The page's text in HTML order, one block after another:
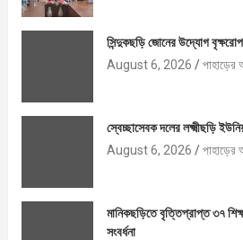
সিন্দুকছড়ি জোনের উদ্যোগ
August 6, 2026
স্বেচ্ছাসেবক দলের লক্ষ্মীছড়ি
August 6, 2026
মানিকছড়িতে বৃত্তিপ্রাপ্ত ৩৭
সংবর্ধনা